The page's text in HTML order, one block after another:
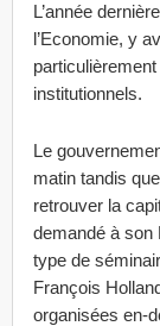
L’année
l’Economie, y
institutionnels.
Le
matin tandis
retrouver la
demandé à son
type de
François
organisées en-